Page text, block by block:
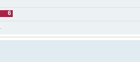
6